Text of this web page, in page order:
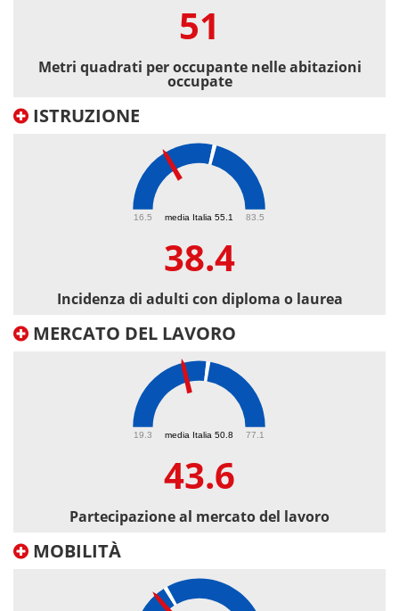
51
Metri quadrati per occupante nelle abitazioni
occupate
ISTRUZIONE
media Italia 55.1
16.5 83.5
38.4
Incidenza di adulti con diploma o laurea
MERCATO DEL LAVORO
media Italia 50.8
19.3 77.1
43.6
Partecipazione al mercato del lavoro
MOBILITÀ